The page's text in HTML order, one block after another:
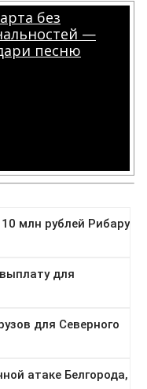
без
—
песню